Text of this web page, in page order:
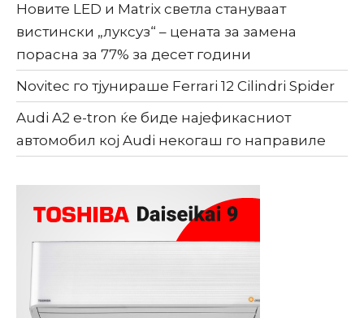
Новите LED и Matrix светла стануваат
вистински „луксуз“ – цената за замена
порасна за 77% за десет години
Novitec го тјунираше Ferrari 12 Cilindri Spider
Audi A2 e-tron ќе биде најефикасниот
автомобил кој Audi некогаш го направиле